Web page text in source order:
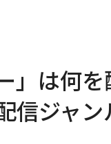
」は何
信ジャ